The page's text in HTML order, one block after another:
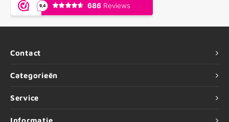
Contact
Categorieën
Service
Informatie